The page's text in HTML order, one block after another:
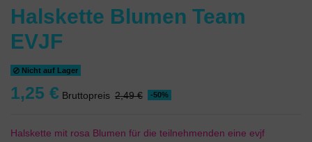
Halskette Blumen Team
EVJF
Nicht auf Lager
1,25 € Bruttopreis 2,49 € -50%
Halskette mit rosa Blumen für die teilnehmenden eine evjf